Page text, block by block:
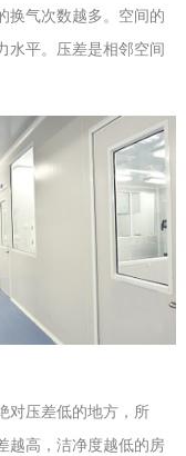
换气次数越多。空间的
水平。压差是相邻空间
压差低的地方，所
越高，洁净度越低的房